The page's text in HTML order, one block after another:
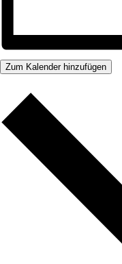
Zum Kalender hinzufügen